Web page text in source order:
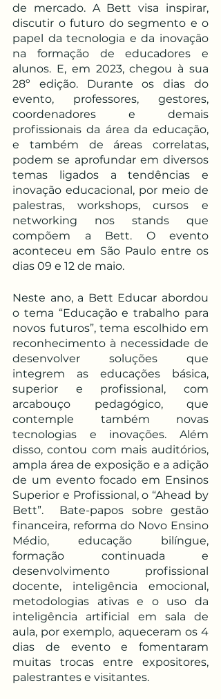
de mercado. A Bett visa inspirar,
discutir o futuro do segmento e o
papel da tecnologia e da inovação
na formação de educadores e
alunos. E, em 2023, chegou à sua
28º edição. Durante os dias do
evento, professores, gestores,
coordenadores e demais
profissionais da área da educação,
e também de áreas correlatas,
podem se aprofundar em diversos
temas ligados a tendências e
inovação educacional, por meio de
palestras, workshops, cursos e
networking nos stands que
compõem a Bett. O evento
aconteceu em São Paulo entre os
dias 09 e 12 de maio.
Neste ano, a Bett Educar abordou
o tema “Educação e trabalho para
novos futuros”, tema escolhido em
reconhecimento à necessidade de
desenvolver soluções que
integrem as educações básica,
superior e profissional, com
arcabouço pedagógico, que
contemple também novas
tecnologias e inovações. Além
disso, contou com mais auditórios,
ampla área de exposição e a adição
de um evento focado em Ensinos
Superior e Profissional, o “Ahead by
Bett”.  ​Bate-papos sobre gestão
financeira, reforma do Novo Ensino
Médio, educação bilíngue,
formação continuada e
desenvolvimento profissional
docente, inteligência emocional,
metodologias ativas e o uso da
inteligência artificial em sala de
aula, por exemplo, aqueceram os 4
dias de evento e fomentaram
muitas trocas entre expositores,
palestrantes e visitantes.